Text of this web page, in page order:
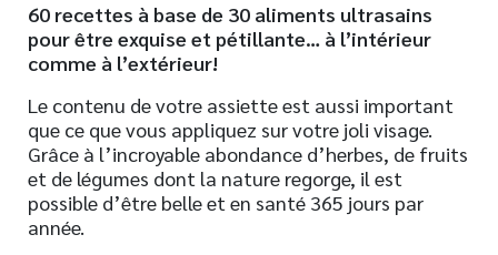
60 recettes à base de 30 aliments ultrasains
pour être exquise et pétillante… à l’intérieur
comme à l’extérieur!
Le contenu de votre assiette est aussi important
que ce que vous appliquez sur votre joli visage.
Grâce à l’incroyable abondance d’herbes, de fruits
et de légumes dont la nature regorge, il est
possible d’être belle et en santé 365 jours par
année.